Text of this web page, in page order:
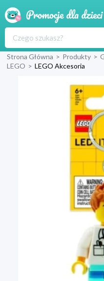
Strona Główna > Produkty >
LEGO > LEGO Akcesoria